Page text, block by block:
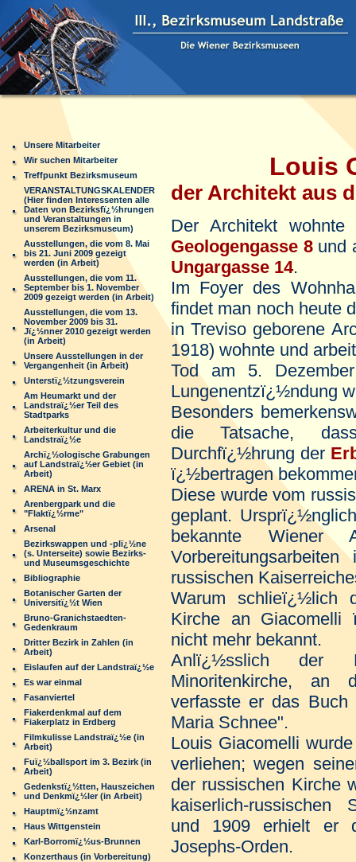
Unsere Mitarbeiter
Wir suchen Mitarbeiter
Treffpunkt Bezirksmuseum
VERANSTALTUNGSKALENDER
(Hier finden Interessenten alle
Daten von Bezirksfï¿½hrungen
und Veranstaltungen in
unserem Bezirksmuseum)
Ausstellungen, die vom 8. Mai
bis 21. Juni 2009 gezeigt
werden (in Arbeit)
Ausstellungen, die vom 11.
September bis 1. November
2009 gezeigt werden (in Arbeit)
Ausstellungen, die vom 13.
November 2009 bis 31.
Jï¿½nner 2010 gezeigt werden
(in Arbeit)
Unsere Ausstellungen in der
Vergangenheit (in Arbeit)
Unterstï¿½tzungsverein
Am Heumarkt und der
Landstraï¿½er Teil des
Stadtparks
Arbeiterkultur und die
Landstraï¿½e
Archï¿½ologische Grabungen
auf Landstraï¿½er Gebiet (in
Arbeit)
ARENA in St. Marx
Arenbergpark und die
"Flaktï¿½rme"
Arsenal
Bezirkswappen und -plï¿½ne
(s. Unterseite) sowie Bezirks-
und Museumsgeschichte
Bibliographie
Botanischer Garten der
Universitï¿½t Wien
Bruno-Granichstaedten-
Gedenkraum
Dritter Bezirk in Zahlen (in
Arbeit)
Eislaufen auf der Landstraï¿½e
Es war einmal
Fasanviertel
Fiakerdenkmal auf dem
Fiakerplatz in Erdberg
Filmkulisse Landstraï¿½e (in
Arbeit)
Fuï¿½ballsport im 3. Bezirk (in
Arbeit)
Gedenkstï¿½tten, Hauszeichen
und Denkmï¿½ler (in Arbeit)
Hauptmï¿½nzamt
Haus Wittgenstein
Karl-Borromï¿½us-Brunnen
Konzerthaus (in Vorbereitung)
Louis
der Architekt aus
Der Architekt
Geologengasse 8und
Ungargasse 14.
Im Foyer des
findet man noch heute
in Treviso geborene
1918) wohnte und
Tod am 5.
Lungenentzï¿½ndung
Besonders
die Tatsache,
Durchfï¿½hrung der
ï¿½bertragen
Diese wurde vom
geplant.
bekannte Wiener
russischen
Warum schlieï¿½lich
Kirche an Giacomelli
nicht mehr bekannt.
Anlï¿½sslich der
Minoritenkirche, an
verfasste er das Buch
Maria Schnee".
Louis Giacomelli
verliehen; wegen
der russischen Kirche
kaiserlich-russischen
und 1909 erhielt er
Josephs-Orden.